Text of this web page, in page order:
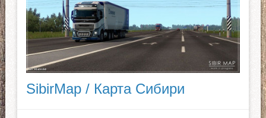
SibirMap / Карта Сибири